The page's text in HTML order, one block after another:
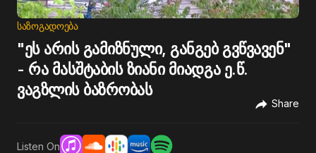
ᲡᲐᲖᲝᲒᲐᲓᲝᲔᲑᲐ
"ეს არის გამიზნული, განგებ გვწვავენ"
- რა მასშტაბის ზიანი მიადგა ე.წ.
ვაგზლის ბაზრობას
Share
Listen On